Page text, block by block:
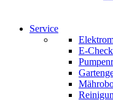
Service
E-Check